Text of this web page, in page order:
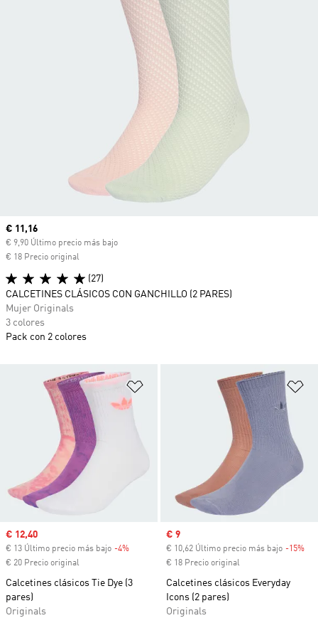
Añadir a la lista de deseos
Precio de venta
€ 12,40
€ 13 Último precio más bajo -4% Descuento
€ 20 Precio original
Calcetines clásicos Tie Dye (3
pares)
Originals
Precio de venta
€ 9
€ 10,62 Último precio más bajo -15%
€ 18 Precio original
Calcetines clásicos Everyday
Icons (2 pares)
Originals
Precio actual
€ 11,16
€ 9,90 Último precio más bajo
€ 18 Precio original
(27)
CALCETINES CLÁSICOS CON GANCHILLO (2 PARES)
Mujer Originals
3 colores
Pack con 2 colores